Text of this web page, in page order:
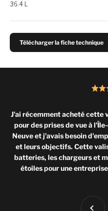
36.4 L
Télécharger la fiche technique
J'ai récemment acheté cette
pour des prises de vue à
Neuve et j'avais besoin
et leurs objectifs. Cette
batteries, les chargeurs et
étoiles pour une